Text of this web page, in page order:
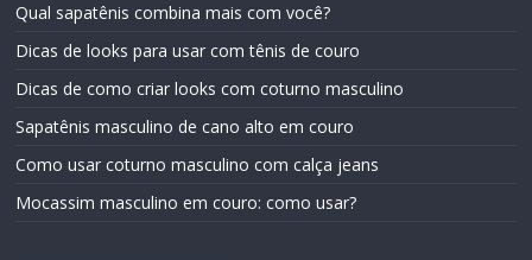
Qual sapatênis combina mais com você?
Dicas de looks para usar com tênis de couro
Dicas de como criar looks com coturno masculino
Sapatênis masculino de cano alto em couro
Como usar coturno masculino com calça jeans
Mocassim masculino em couro: como usar?